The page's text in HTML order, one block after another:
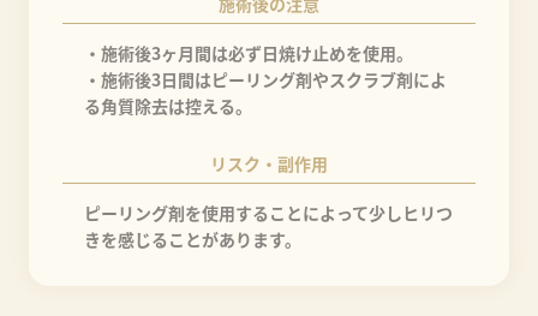
・施術後3ヶ月間は必ず日焼け止めを使用。
・施術後3日間はピーリング剤やスクラブ剤によ
る角質除去は控える。
リスク・副作用
ピーリング剤を使用することによって少しヒリつ
きを感じることがあります。